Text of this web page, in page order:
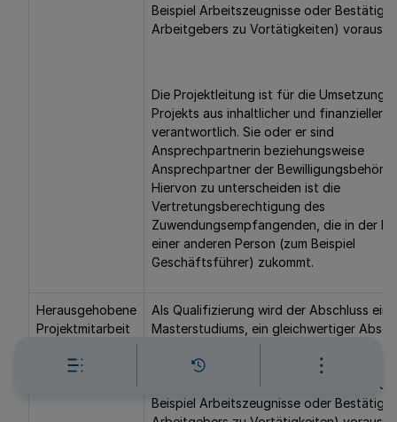
Beispiel Arbeitszeugnisse oder
Arbeitgebers zu Vortätigkeiten)
Die Projektleitung ist für die Umsetzung
Projekts aus inhaltlicher und finanzieller
verantwortlich. Sie oder er sind
Ansprechpartnerin beziehungsweise
Ansprechpartner der
Hiervon zu unterscheiden ist die
Vertretungsberechtigung des
Zuwendungsempfangenden, die in der
einer anderen Person (zum Beispiel
Geschäftsführer) zukommt.
Herausgehobene
Projektmitarbeit
Als Qualifizierung wird der Abschluss
Masterstudiums, ein gleichwertiger
insbesondere gemäß dem Deutschen
Qualifikationsrahmen (Niveau 7 des
die nachgewiesene Berufserfahrung (zum
Beispiel Arbeitszeugnisse oder